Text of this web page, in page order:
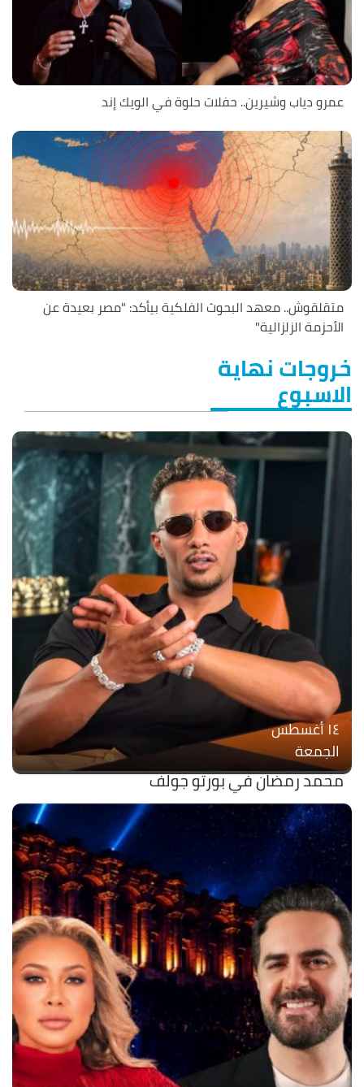
عمرو دياب وشيرين.. حفلات حلوة في الويك إند
متقلقوش.. معهد البحوث الفلكية بيأكد: "مصر بعيدة عن
الأحزمة الزلزالية"
خروجات نهاية
الاسبوع
۱٤ أغسطس
الجمعة
محمد رمضان في بورتو جولف